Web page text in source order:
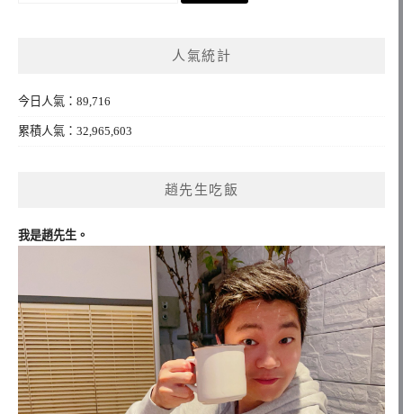
人氣統計
今日人氣：89,716
累積人氣：32,965,603
趙先生吃飯
我是趙先生。